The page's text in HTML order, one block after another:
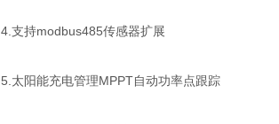
4.支持modbus485传感器扩展
5.太阳能充电管理MPPT自动功率点跟踪